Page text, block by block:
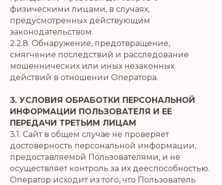
физическими лицами, в случаях,
предусмотренных действующим
законодательством.
2.2.8. Обнаружение, предотвращение,
смягчение последствий и расследование
мошеннических или иных незаконных
действий в отношении Оператора.
3. УСЛОВИЯ ОБРАБОТКИ ПЕРСОНАЛЬНОЙ
ИНФОРМАЦИИ ПОЛЬЗОВАТЕЛЯ И ЕЕ
ПЕРЕДАЧИ ТРЕТЬИМ ЛИЦАМ
3.1. Сайт в общем случае не проверяет
достоверность персональной информации,
предоставляемой Пользователями, и не
осуществляет контроль за их дееспособностью.
Оператор исходит из того, что Пользователь